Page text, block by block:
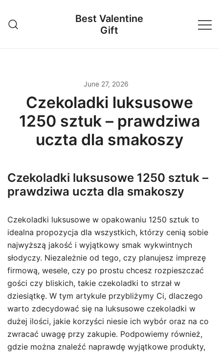
content
Best Valentine
Gift
June 27, 2026
Czekoladki luksusowe
1250 sztuk – prawdziwa
uczta dla smakoszy
Czekoladki luksusowe 1250 sztuk –
prawdziwa uczta dla smakoszy
Czekoladki luksusowe w opakowaniu 1250 sztuk to
idealna propozycja dla wszystkich, którzy cenią sobie
najwyższą jakość i wyjątkowy smak wykwintnych
słodyczy. Niezależnie od tego, czy planujesz imprezę
firmową, wesele, czy po prostu chcesz rozpieszczać
gości czy bliskich, takie czekoladki to strzał w
dziesiątkę. W tym artykule przybliżymy Ci, dlaczego
warto zdecydować się na luksusowe czekoladki w
dużej ilości, jakie korzyści niesie ich wybór oraz na co
zwracać uwagę przy zakupie. Podpowiemy również,
gdzie można znaleźć naprawdę wyjątkowe produkty,